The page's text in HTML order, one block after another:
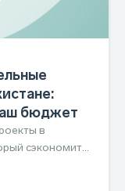
бюджет
в
сэкономит